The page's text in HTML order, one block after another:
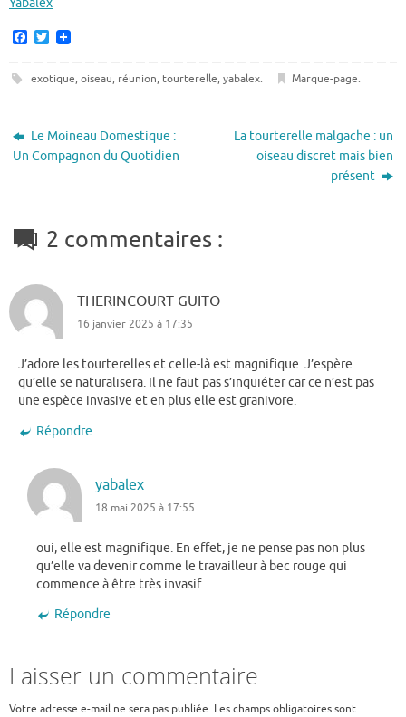
Yabalex
F
e
k
T
t
exotique, oiseau, réunion, tourterelle, yabalex. Marque-page.
Le Moineau Domestique :
Un Compagnon du Quotidien
La tourterelle malgache : un
oiseau discret mais bien
présent
2 commentaires :
THERINCOURT GUITO
16 janvier 2025 à 17:35
J’adore les tourterelles et celle-là est magnifique. J’espère
qu’elle se naturalisera. Il ne faut pas s’inquiéter car ce n’est pas
une espèce invasive et en plus elle est granivore.
Répondre
yabalex
18 mai 2025 à 17:55
oui, elle est magnifique. En effet, je ne pense pas non plus
qu’elle va devenir comme le travailleur à bec rouge qui
commence à être très invasif.
Répondre
Laisser un commentaire
Votre adresse e-mail ne sera pas publiée. Les champs obligatoires sont